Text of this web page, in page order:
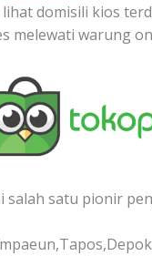
lihat domisili kios
melewati warung
salah satu pionir